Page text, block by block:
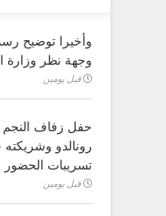
وأخيرا توضيح
وجهة نظر وزارة
قبل يومين
حفل زفاف النجم
رونالدو وشريكته
تسريبات الحضور
قبل يومين